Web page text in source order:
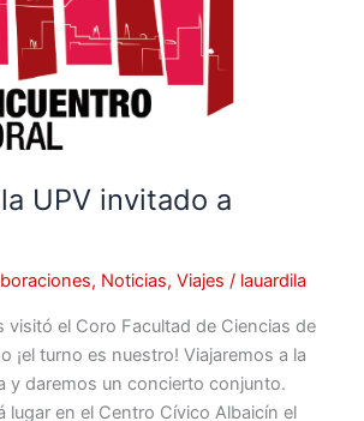
UPV invitado a
, Noticias,Viajes / lauardila
visitó el Coro Facultad de Ciencias de
¡el turno es nuestro! Viajaremos a la
y daremos un concierto conjunto.
lugar en el Centro Cívico Albaicín el